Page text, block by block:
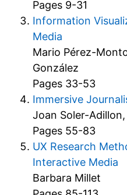
Pages 9-31
Information
Media
Mario Pérez-
González
Pages 33-53
Immersive
Joan Soler-
Pages 55-83
UX Research
Interactive Media
Barbara Millet